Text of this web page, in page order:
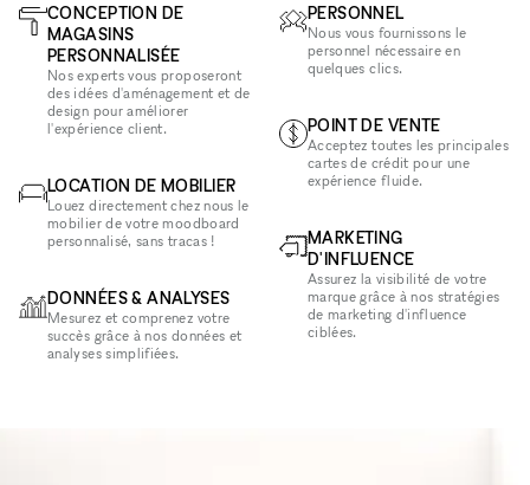
CONCEPTION DE
MAGASINS
PERSONNALISÉE
Nos experts vous proposeront
des idées d'aménagement et de
design pour améliorer
l'expérience client.
LOCATION DE MOBILIER
Louez directement chez nous le
mobilier de votre moodboard
personnalisé, sans tracas !
DONNÉES & ANALYSES
Mesurez et comprenez votre
succès grâce à nos données et
analyses simplifiées.
PERSONNEL
Nous vous fournissons le
personnel nécessaire en
quelques clics.
POINT DE VENTE
Acceptez toutes les principales
cartes de crédit pour une
expérience fluide.
MARKETING
D'INFLUENCE
Assurez la visibilité de votre
marque grâce à nos stratégies
de marketing d'influence
ciblées.